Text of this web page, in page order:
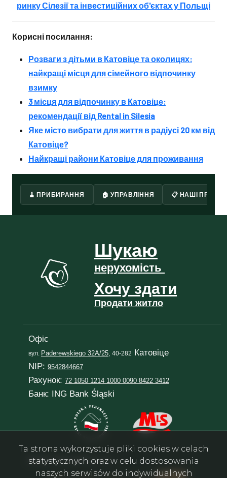
ринку Сілезії та інвестиційних об'єктах у Польщі
Корисні посилання:
Розваги з дітьми в Катовіце та околицях:
найкращі місця для сімейного відпочинку
взимку
3 місця для відпочинку в Катовіце:
рекомендації від Rental in Silesia
Яке місто вибрати для життя в радіусі 20 км від
Катовіце?
Найкращі райони Катовіце для проживання
🧹 ПРИБИРАННЯ 🏠 УПРАВЛІННЯ 📋 НАШІ
Шукаю
нерухомість
Хочу здати
Продати житло
Офіс
вул. Paderewskiego 32A/25, 40-282
Катовіце
NIP: 9542844667
Рахунок: 72 1050 1214 1000 0090 8422 3412
Банк: ING Bank Śląski
Email:in@rentalsilesia.com
Ta strona wykorzystuje pliki cookies w celach
statystycznych oraz w celu dostosowania
naszych serwisów do indywidualnych